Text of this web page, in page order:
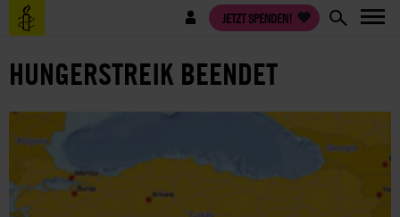
Direkt
zum
Benutzermenü JETZT SPENDEN!
HUNGERSTREIK BEENDET